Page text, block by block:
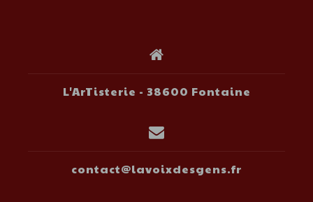
L'ArTisterie - 38600 Fontaine
contact@lavoixdesgens.fr